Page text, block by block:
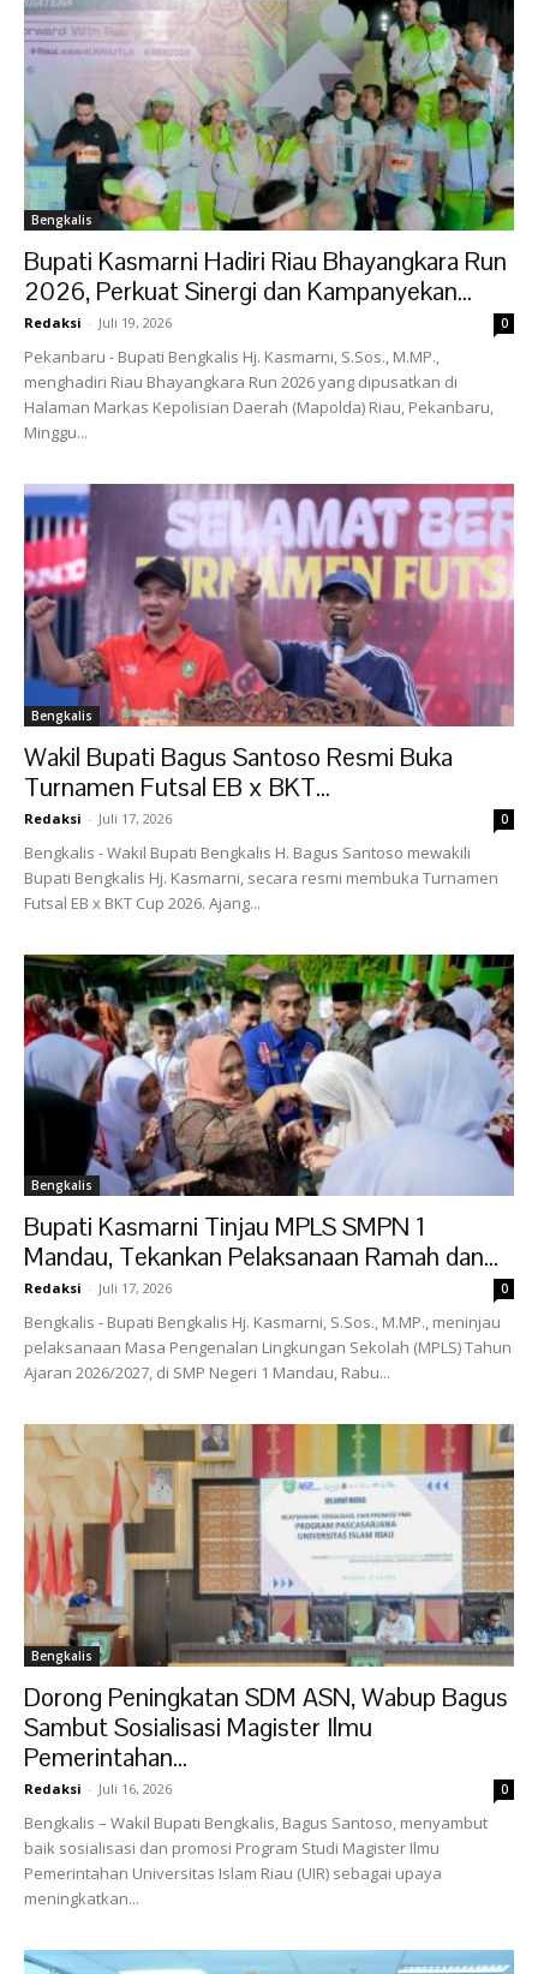
Bengkalis
Bupati Kasmarni Hadiri Riau Bhayangkara Run
2026, Perkuat Sinergi dan Kampanyekan...
Redaksi - Juli 19, 2026 0
Pekanbaru - Bupati Bengkalis Hj. Kasmarni, S.Sos., M.MP.,
menghadiri Riau Bhayangkara Run 2026 yang dipusatkan di
Halaman Markas Kepolisian Daerah (Mapolda) Riau, Pekanbaru,
Minggu...
Bengkalis
Wakil Bupati Bagus Santoso Resmi Buka
Turnamen Futsal EB x BKT...
Redaksi - Juli 17, 2026 0
Bengkalis - Wakil Bupati Bengkalis H. Bagus Santoso mewakili
Bupati Bengkalis Hj. Kasmarni, secara resmi membuka Turnamen
Futsal EB x BKT Cup 2026. Ajang...
Bengkalis
Bupati Kasmarni Tinjau MPLS SMPN 1
Mandau, Tekankan Pelaksanaan Ramah dan...
Redaksi - Juli 17, 2026 0
Bengkalis - Bupati Bengkalis Hj. Kasmarni, S.Sos., M.MP., meninjau
pelaksanaan Masa Pengenalan Lingkungan Sekolah (MPLS) Tahun
Ajaran 2026/2027, di SMP Negeri 1 Mandau, Rabu...
Bengkalis
Dorong Peningkatan SDM ASN, Wabup Bagus
Sambut Sosialisasi Magister Ilmu
Pemerintahan...
Redaksi - Juli 16, 2026 0
Bengkalis – Wakil Bupati Bengkalis, Bagus Santoso, menyambut
baik sosialisasi dan promosi Program Studi Magister Ilmu
Pemerintahan Universitas Islam Riau (UIR) sebagai upaya
meningkatkan...